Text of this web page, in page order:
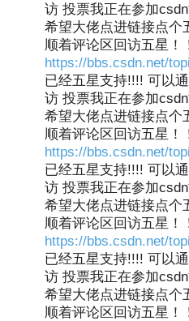
访 投票我正在参加
希望大佬点进链接点个
顺着评论区回访五星！
https://bbs.csdn.net/
已经五星支持!!!! 可以
访 投票我正在参加
希望大佬点进链接点个
顺着评论区回访五星！
https://bbs.csdn.net/
已经五星支持!!!! 可以
访 投票我正在参加
希望大佬点进链接点个
顺着评论区回访五星！
https://bbs.csdn.net/
已经五星支持!!!! 可以
访 投票我正在参加
希望大佬点进链接点个
顺着评论区回访五星！